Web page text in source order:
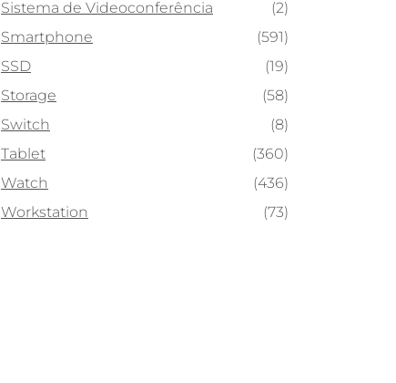
Sistema de Videoconferência
(2)
Smartphone
(591)
SSD
(19)
Storage
(58)
Switch
(8)
Tablet
(360)
Watch
(436)
Workstation
(73)